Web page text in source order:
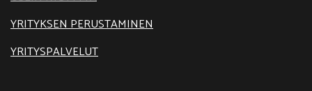
YRITYKSEN PERUSTAMINEN
YRITYSPALVELUT